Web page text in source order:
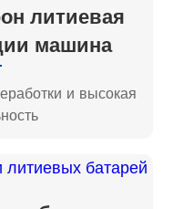
литиевая
машина
и высокая